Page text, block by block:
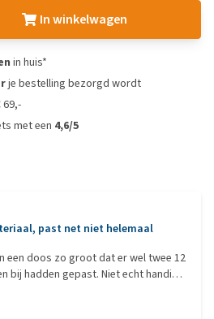
In winkelwagen
in huis*
je bestelling bezorgd wordt
69,-
met een 4,6/5
past net niet helemaal
een doos zo groot dat er wel twee 12
bij hadden gepast. Niet echt handig